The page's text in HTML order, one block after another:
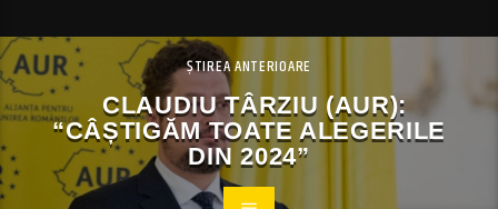
ȘTIREA ANTERIOARE
CLAUDIU TÂRZIU (AUR):
“CÂȘTIGĂM TOATE ALEGERILE
DIN 2024”